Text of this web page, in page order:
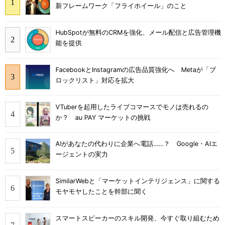
新フレームワーク「フライホイール」のこと
HubSpotが無料のCRMを強化、メール配信と広告管理機
能を提供
FacebookとInstagramの広告品質強化へ Metaが「ブ
ロックリスト」対応を拡大
VTuberを起用したライブコマースでモノは売れるの
か？ au PAY マーケットの挑戦
AIがあなたの代わりに企業へ電話……？ Google・AIエ
ージェントの実力
SimilarWebと「マーケットインテリジェンス」に関する
モヤモヤしたことを幹部に聞く
スマートスピーカーのスキル開発、今すぐ取り組むため